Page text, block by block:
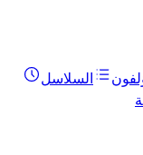
السلاسل